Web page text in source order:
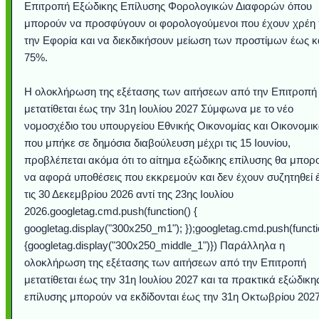
Επιτροπή Εξώδικης Επίλυσης Φορολογικών Διαφορών όπου
μπορούν να προσφύγουν οι φορολογούμενοι που έχουν χρέη
την Εφορία και να διεκδικήσουν μείωση των προστίμων έως
75%.
Η ολοκλήρωση της εξέτασης των αιτήσεων από την Επιτροπή
μετατίθεται έως την 31η Ιουλίου 2027 Σύμφωνα με το νέο
νομοσχέδιο του υπουργείου Εθνικής Οικονομίας και
που μπήκε σε δημόσια διαβούλευση μέχρι τις 15 Ιουνίου,
προβλέπεται ακόμα ότι το αίτημα εξώδικης επίλυσης θα
να αφορά υποθέσεις που εκκρεμούν και δεν έχουν συζητηθεί
τις 30 Δεκεμβρίου 2026 αντί της 23ης Ιουλίου
2026.googletag.cmd.push(function() {
googletag.display("300x250_m1");
{googletag.display("300x250_middle_1")}) Παράλληλα η
ολοκλήρωση της εξέτασης των αιτήσεων από την Επιτροπή
μετατίθεται έως την 31η Ιουλίου 2027 και τα πρακτικά
επίλυσης μπορούν να εκδίδονται έως την 31η Οκτωβρίου
Ο αέρας του
Ταξίδι στο
Διεθνής
Σταθμός: Ο
Μουσική από
Video:
Εντυπωσιακές
Abbey,Ταϊτή
Υποθαλάσσιο
Η νέα
Αθήνας από το
Ο Κομήτης του
φωτίσει τη Γη
Συγκινητικό
λεοπάρδαλη
Alesund: Μια
Νορβηγία που
Η γάτα και το